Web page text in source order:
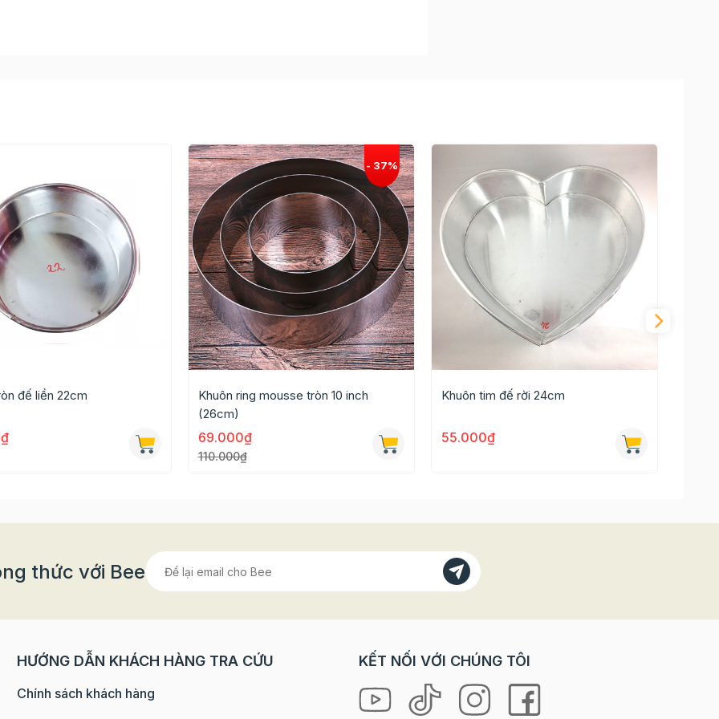
ngâm khuôn với xà phòng, sau đó dùng khăn mềm, bông để
trước khi nướng bánh bạn có thể dùng dầu ăn hoặc bơ để
dễ dàng hơn. Đây cũng là một ưu điểm của khuôn khi làm
hơn những loại khuôn chống dính khác.
lượng khuôn khó có thể đồng đều nên tỷ lệ rò rỉ nước là không
được sử dụng trong làm bánh gato.
sẽ phù hợp với các bạn mới bắt đầu học làm bánh vì có giá
thể làm dần làm quen với việc sử dụng khuôn bánh.
và cũng dễ dàng bày tỏ tình yêu với người bạn muốn thể hiện.
cơ bản có bán tại Beemart.
đế liền 22cm
Khuôn ring mousse tròn 10 inch
(26cm)
69.000₫
110.000₫
Khuôn tim đế rời 24cm
55.000₫
thức với Bee
HƯỚNG DẪN KHÁCH HÀNG TRA CỨU
Chính sách khách hàng
KẾT NỐI VỚI CHÚNG TÔI